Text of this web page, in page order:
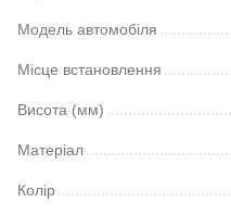
Модель автомобіля
Місце встановлення
Висота (мм)
Матеріал
Колір